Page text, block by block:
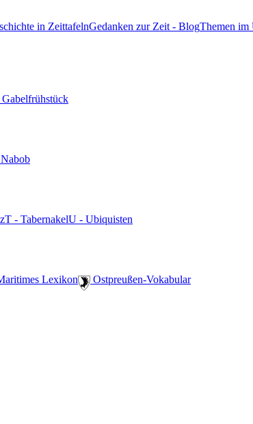
in ZeittafelnGedanken zur Zeit - BlogThemen im
T - TabernakelU - Ubiquisten
Lexikon ️ Ostpreußen-Vokabular